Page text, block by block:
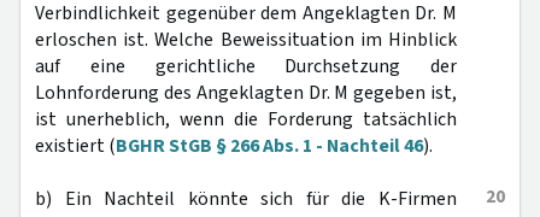
Verbindlichkeit gegenüber dem Angeklagten Dr. M
erloschen ist. Welche Beweissituation im Hinblick
auf eine gerichtliche Durchsetzung der
Lohnforderung des Angeklagten Dr. M gegeben ist,
ist unerheblich, wenn die Forderung tatsächlich
existiert (BGHR StGB § 266 Abs. 1 - Nachteil 46).
20
b) Ein Nachteil könnte sich für die K-Firmen